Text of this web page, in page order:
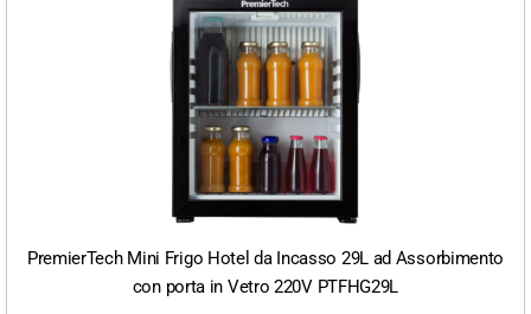
PremierTech Mini Frigo Hotel da Incasso 29L ad Assorbimento
con porta in Vetro 220V PTFHG29L